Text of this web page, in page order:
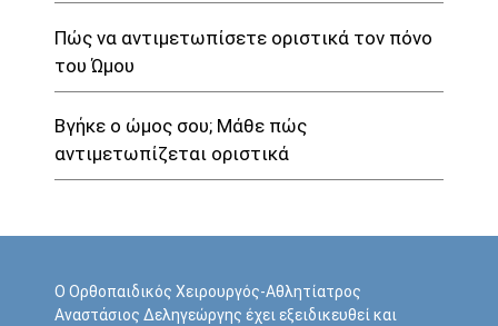
Πώς να αντιμετωπίσετε οριστικά τον πόνο
του Ώμου
Βγήκε ο ώμος σου; Μάθε πώς
αντιμετωπίζεται οριστικά
Ο Ορθοπαιδικός Χειρουργός-Αθλητίατρος
Αναστάσιος Δεληγεώργης έχει εξειδικευθεί και